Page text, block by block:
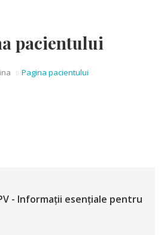
pacientului
Pagina pacientului
- Informații esențiale pentru